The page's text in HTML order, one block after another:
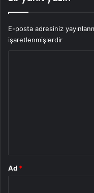
E-posta adresiniz
işaretlenmişlerdir
Ad *